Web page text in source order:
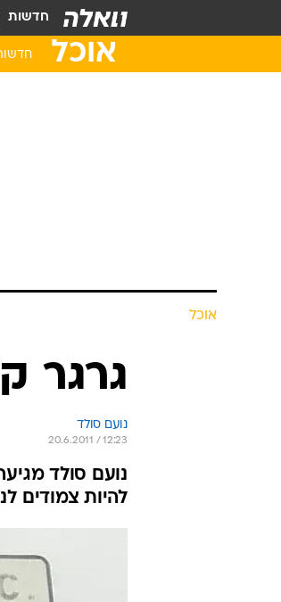
חדשות
אוכל
אוכל
גרגר
נועם סולד
20.6.2011 / 12:23
נועם סולד
להיות צמודים